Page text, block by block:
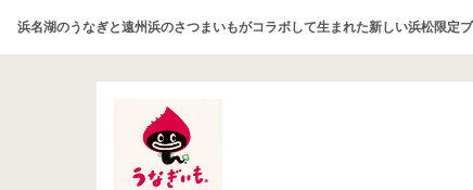
浜名湖のうなぎと遠州浜のさつまいもがコラボして生まれた新しい浜松限定